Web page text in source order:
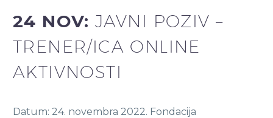
24 NOV:JAVNI POZIV –
TRENER/ICA ONLINE
AKTIVNOSTI
Datum: 24. novembra 2022. Fondacija